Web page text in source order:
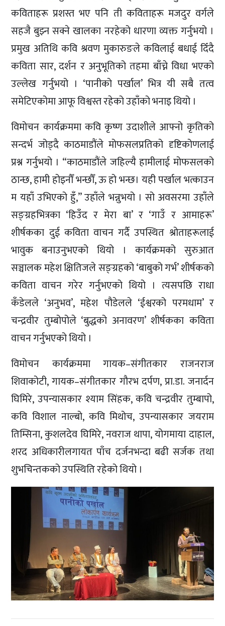
कविताहरू प्रशस्त भए पनि ती कविताहरू मजदुर वर्गले
सहजै बुझ्न सक्ने खालका नरहेको धारणा व्यक्त गर्नुभयो ।
प्रमुख अतिथि कवि श्रवण मुकारुङले कविलाई बधाई दिँदै
कविता सार, दर्शन र अनुभूतिको तहमा बाँच्ने विधा भएको
उल्लेख गर्नुभयो । ‘पानीको पर्खाल’ भित्र यी सबै तत्व
समेटिएकोमा आफू विश्वस्त रहेको उहाँको भनाइ थियो ।
विमोचन कार्यक्रममा कवि कृष्ण उदाशीले आफ्नो कृतिको
सन्दर्भ जोड्दै काठमाडौंले मोफसलप्रतिको दृष्टिकोणलाई
प्रश्न गर्नुभयो । “काठमाडौंले जहिल्यै हामीलाई मोफसलको
ठान्छ, हामी होइनौँ भन्छौँ, ऊ हो भन्छ। यही पर्खाल भत्काउन
म यहाँ उभिएको हुँ,” उहाँले भन्नुभयो । सो अवसरमा उहाँले
सङ्ग्रहभित्रका ‘हिउँद र मेरा बा’ र ‘गाउँ र आमाहरू’
शीर्षकका दुई कविता वाचन गर्दै उपस्थित श्रोताहरूलाई
भावुक बनाउनुभएको थियो । कार्यक्रमको सुरुआत
सञ्चालक महेश क्षितिजले सङ्ग्रहको ‘बाबुको गर्भ’ शीर्षकको
कविता वाचन गरेर गर्नुभएको थियो । त्यसपछि राधा
कँडेलले ‘अनुभव’, महेश पौडेलले ‘ईश्वरको परमधाम’ र
चन्द्रवीर तुम्बोपोले ‘बुद्धको अनावरण’ शीर्षकका कविता
वाचन गर्नुभएको थियो ।
विमोचन कार्यक्रममा गायक–संगीतकार राजनराज
शिवाकोटी, गायक–संगीतकार गौरभ दर्पण, प्रा.डा. जनार्दन
घिमिरे, उपन्यासकार श्याम सिंहक, कवि चन्द्रवीर तुम्बापो,
कवि विशाल नाल्बो, कवि मिथोच, उपन्यासकार जयराम
तिम्सिना, कुशलदेव घिमिरे, नवराज थापा, योगमाया दाहाल,
शरद अधिकारीलगायत पाँच दर्जनभन्दा बढी सर्जक तथा
शुभचिन्तकको उपस्थिति रहेको थियो ।